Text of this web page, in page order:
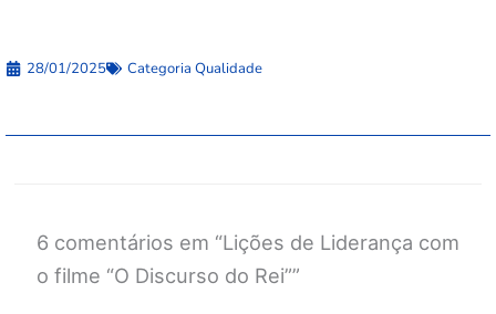
28/01/2025 Categoria Qualidade
6 comentários em “Lições de Liderança com
o filme “O Discurso do Rei””